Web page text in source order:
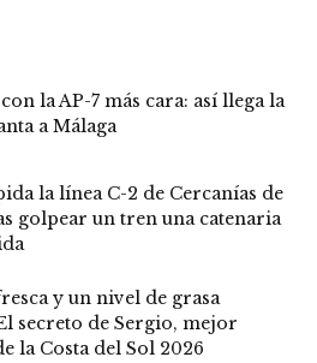
la AP-7 más cara: así llega la
a Málaga
la línea C-2 de Cercanías de
golpear un tren una catenaria
y un nivel de grasa
secreto de Sergio, mejor
la Costa del Sol 2026